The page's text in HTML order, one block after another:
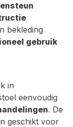
bekleding
gebruik
in
eenvoudig
. De
geschikt voor